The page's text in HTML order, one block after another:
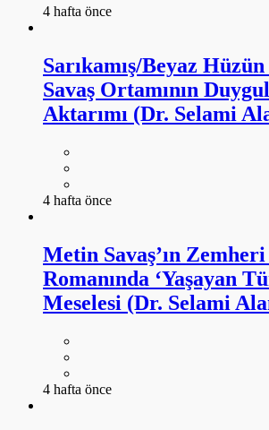
4 hafta önce
Sarıkamış/Beyaz
Savaş Ortamının
Aktarımı (Dr. Selami
4 hafta önce
Metin Savaş’ın
Romanında ‘Yaşayan
Meselesi (Dr. Selami
4 hafta önce